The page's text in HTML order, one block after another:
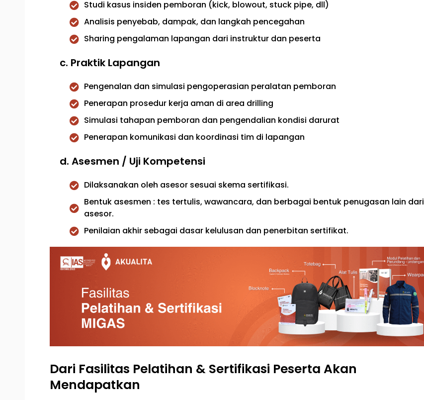
Studi kasus insiden pemboran (kick, blowout, stuck pipe, dll)
Analisis penyebab, dampak, dan langkah pencegahan
Sharing pengalaman lapangan dari instruktur dan peserta
c. Praktik Lapangan
Pengenalan dan simulasi pengoperasian peralatan pemboran
Penerapan prosedur kerja aman di area drilling
Simulasi tahapan pemboran dan pengendalian kondisi darurat
Penerapan komunikasi dan koordinasi tim di lapangan
d. Asesmen / Uji Kompetensi
Dilaksanakan oleh asesor sesuai skema sertifikasi.
Bentuk asesmen : tes tertulis, wawancara, dan berbagai bentuk penugasan lain dari
asesor.
Penilaian akhir sebagai dasar kelulusan dan penerbitan sertifikat.
Dari Fasilitas Pelatihan & Sertifikasi Peserta Akan
Mendapatkan